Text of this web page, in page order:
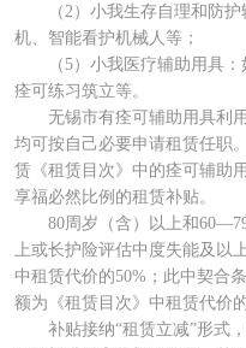
（2）小我生存自理和防护
机、智能看护机械人等；
（5）小我医疗辅助用具：
痊可练习筑立等。
无锡市有痊可辅助用具利用
均可按自己必要申请租赁任职
赁《租赁目次》中的痊可辅助
享福必然比例的租赁补贴。
80周岁（含）以上和60—79
上或长护险评估中度失能及以
中租赁代价的50%；此中契合
额为《租赁目次》中租赁代价的
补贴接纳“租赁立减”形式，